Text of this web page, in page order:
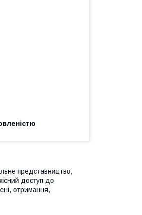
представництво,
доступ до
отримання,